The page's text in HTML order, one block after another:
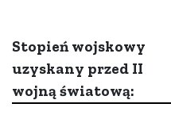
Stopień wojskowy
uzyskany przed II
wojną światową: